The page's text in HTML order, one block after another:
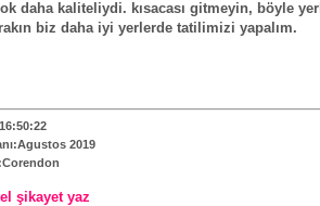
daha kaliteliydi. kısacası gitmeyin, böyle
biz daha iyi yerlerde tatilimizi yapalım.
2019
şikayet yaz